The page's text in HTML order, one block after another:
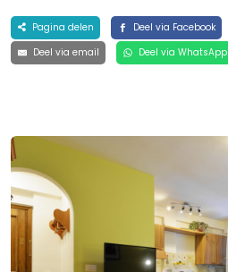
Pagina delen Deel via Facebook
Deel via email
Deel via WhatsApp